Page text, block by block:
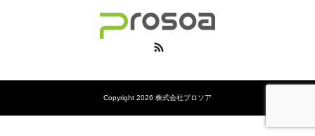
Copyright 2026 株式会社プロソア